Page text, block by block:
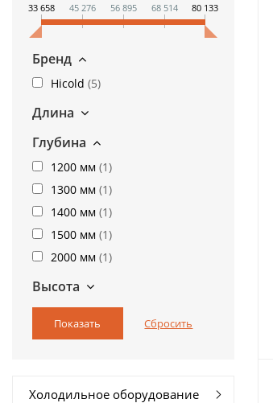
33 658 45 276 56 895 68 514 80 133
Бренд
Hicold (5)
Длина
Глубина
1200 мм (1)
1300 мм (1)
1400 мм (1)
1500 мм (1)
2000 мм (1)
Высота
Холодильное оборудование